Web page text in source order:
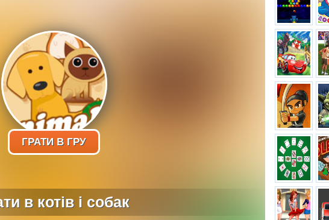
ГРАТИ В ГРУ
в котів і собак